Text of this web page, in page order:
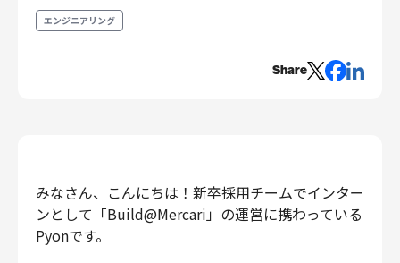
セキュリティエンジニアリング
マーケティング・PR
プロダクトマネジメント
データアナリティクス
エンジニアリング
Share
みなさん、こんにちは！新卒採用チームでインター
ンとして「Build@Mercari」の運営に携わっている
Pyonです。